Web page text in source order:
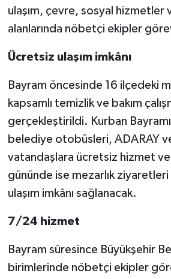
ulaşım, çevre, sosyal hizmetler
alanlarında nöbetçi ekipler
Ücretsiz ulaşım imkânı
Bayram öncesinde 16 ilçedeki
kapsamlı temizlik ve bakım
gerçekleştirildi. Kurban
belediye otobüsleri, ADARAY
vatandaşlara ücretsiz hizmet
gününde ise mezarlık
ulaşım imkânı sağlanacak.
7/24 hizmet
Bayram süresince Büyükşehir
birimlerinde nöbetçi ekipler